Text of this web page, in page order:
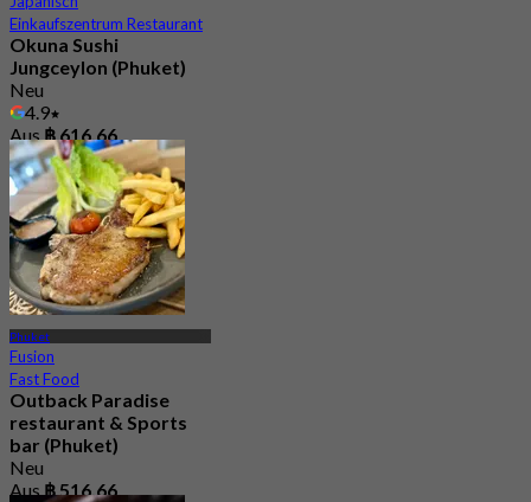
Einkaufszentrum Restaurant
Okuna Sushi
Jungceylon (Phuket)
Neu
4.9
Aus ฿ 616.66
Phuket
Fusion
Fast Food
Outback Paradise
restaurant & Sports
bar (Phuket)
Neu
Aus ฿ 516.66